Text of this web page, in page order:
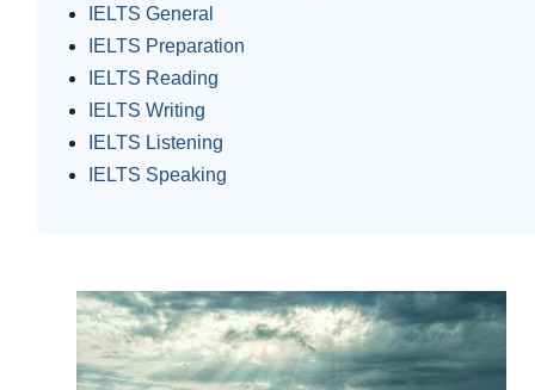
IELTS General
IELTS Preparation
IELTS Reading
IELTS Writing
IELTS Listening
IELTS Speaking